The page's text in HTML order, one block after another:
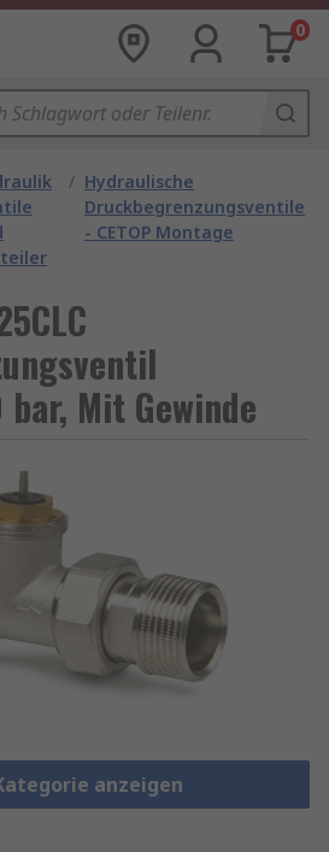
0
/ Hydraulische
Druckbegrenzungsventile
- CETOP Montage
Mit Gewinde
anzeigen